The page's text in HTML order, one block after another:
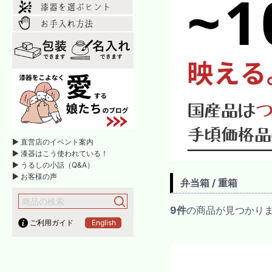
► 直営店のイベント案内
► 漆器はこう使われている！
► うるしの小話（Q&A）
► お客様の声
ご利用ガイド English
弁当箱 / 重箱
9件の商品が見つかり